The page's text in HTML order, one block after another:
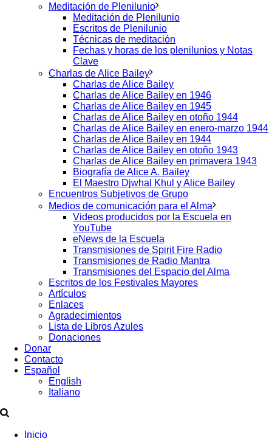
Meditación de Plenilunio
Meditación de Plenilunio
Escritos de Plenilunio
Técnicas de meditación
Fechas y horas de los plenilunios y Notas
Clave
Charlas de Alice Bailey
Charlas de Alice Bailey
Charlas de Alice Bailey en 1946
Charlas de Alice Bailey en 1945
Charlas de Alice Bailey en otoño 1944
Charlas de Alice Bailey en enero-marzo 1944
Charlas de Alice Bailey en 1944
Charlas de Alice Bailey en otoño 1943
Charlas de Alice Bailey en primavera 1943
Biografía de Alice A. Bailey
El Maestro Djwhal Khul y Alice Bailey
Encuentros Subjetivos de Grupo
Medios de comunicación para el Alma
Videos producidos por la Escuela en
YouTube
eNews de la Escuela
Transmisiones de Spirit Fire Radio
Transmisiones de Radio Mantra
Transmisiones del Espacio del Alma
Escritos de los Festivales Mayores
Artículos
Enlaces
Agradecimientos
Lista de Libros Azules
Donaciones
Donar
Contacto
Español
English
Italiano
Inicio